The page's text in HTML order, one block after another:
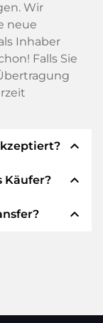
Wir
neue
Inhaber
Falls Sie
expand_less
und
Käufer? expand_less
expand_less
Provider
und
ein paar